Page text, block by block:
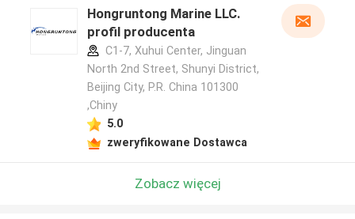
Hongruntong Marine LLC.
profil producenta
C1-7, Xuhui Center, Jinguan
North 2nd Street, Shunyi District,
Beijing City, P.R. China 101300
,Chiny
5.0
zweryfikowane Dostawca
Zobacz więcej